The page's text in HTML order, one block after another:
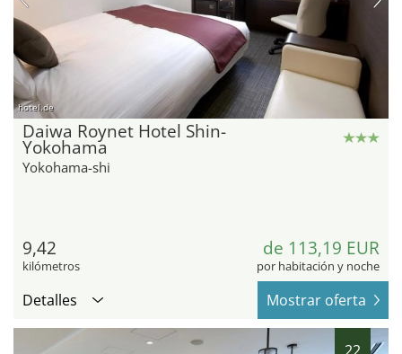
hotel.de
Daiwa Roynet Hotel Shin-
Yokohama
Yokohama-shi
9,42
kilómetros
de 113,19 EUR
por habitación y noche
Detalles Mostrar oferta